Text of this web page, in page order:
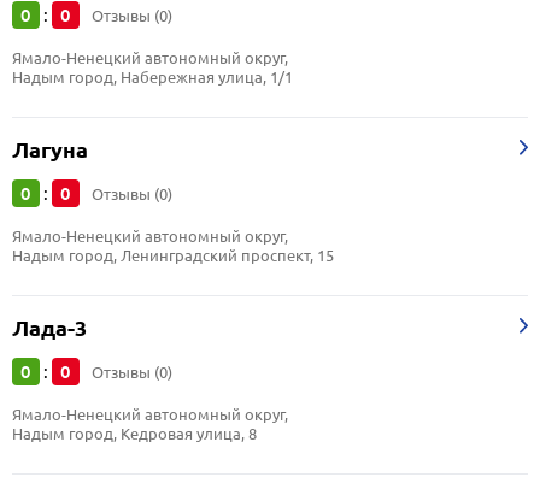
0 : 0 Отзывы (0)
Ямало-Ненецкий автономный округ,
Надым город, Набережная улица, 1/1
Лагуна
0 : 0 Отзывы (0)
Ямало-Ненецкий автономный округ,
Надым город, Ленинградский проспект, 15
Лада-3
0 : 0 Отзывы (0)
Ямало-Ненецкий автономный округ,
Надым город, Кедровая улица, 8